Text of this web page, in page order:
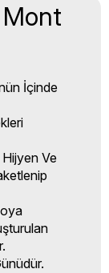
İçinde
Ve